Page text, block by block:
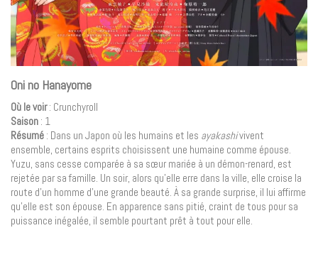
Oni no Hanayome
Où le voir: Crunchyroll
Saison : 1
Résumé : Dans un Japon où les humains et les ayakashivivent
ensemble, certains esprits choisissent une humaine comme épouse.
Yuzu, sans cesse comparée à sa sœur mariée à un démon-renard, est
rejetée par sa famille. Un soir, alors qu’elle erre dans la ville, elle croise la
route d’un homme d’une grande beauté. À sa grande surprise, il lui affirme
qu’elle est son épouse. En apparence sans pitié, craint de tous pour sa
puissance inégalée, il semble pourtant prêt à tout pour elle.